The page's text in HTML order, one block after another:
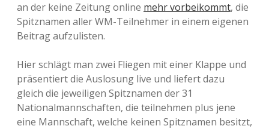
an der keine Zeitung online mehr vorbeikommt, die
Spitznamen aller WM-Teilnehmer in einem eigenen
Beitrag aufzulisten.
Hier schlägt man zwei Fliegen mit einer Klappe und
präsentiert die Auslosung live und liefert dazu
gleich die jeweiligen Spitznamen der 31
Nationalmannschaften, die teilnehmen plus jene
eine Mannschaft, welche keinen Spitznamen besitzt,